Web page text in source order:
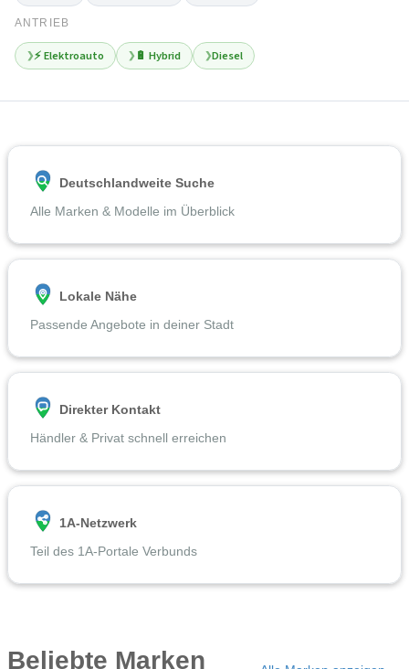
ANTRIEB
❯⚡ Elektroauto ❯ 🔋 Hybrid ❯Diesel
Deutschlandweite Suche
Alle Marken & Modelle im Überblick
Lokale Nähe
Passende Angebote in deiner Stadt
Direkter Kontakt
Händler & Privat schnell erreichen
1A-Netzwerk
Teil des 1A-Portale Verbunds
Beliebte Marken